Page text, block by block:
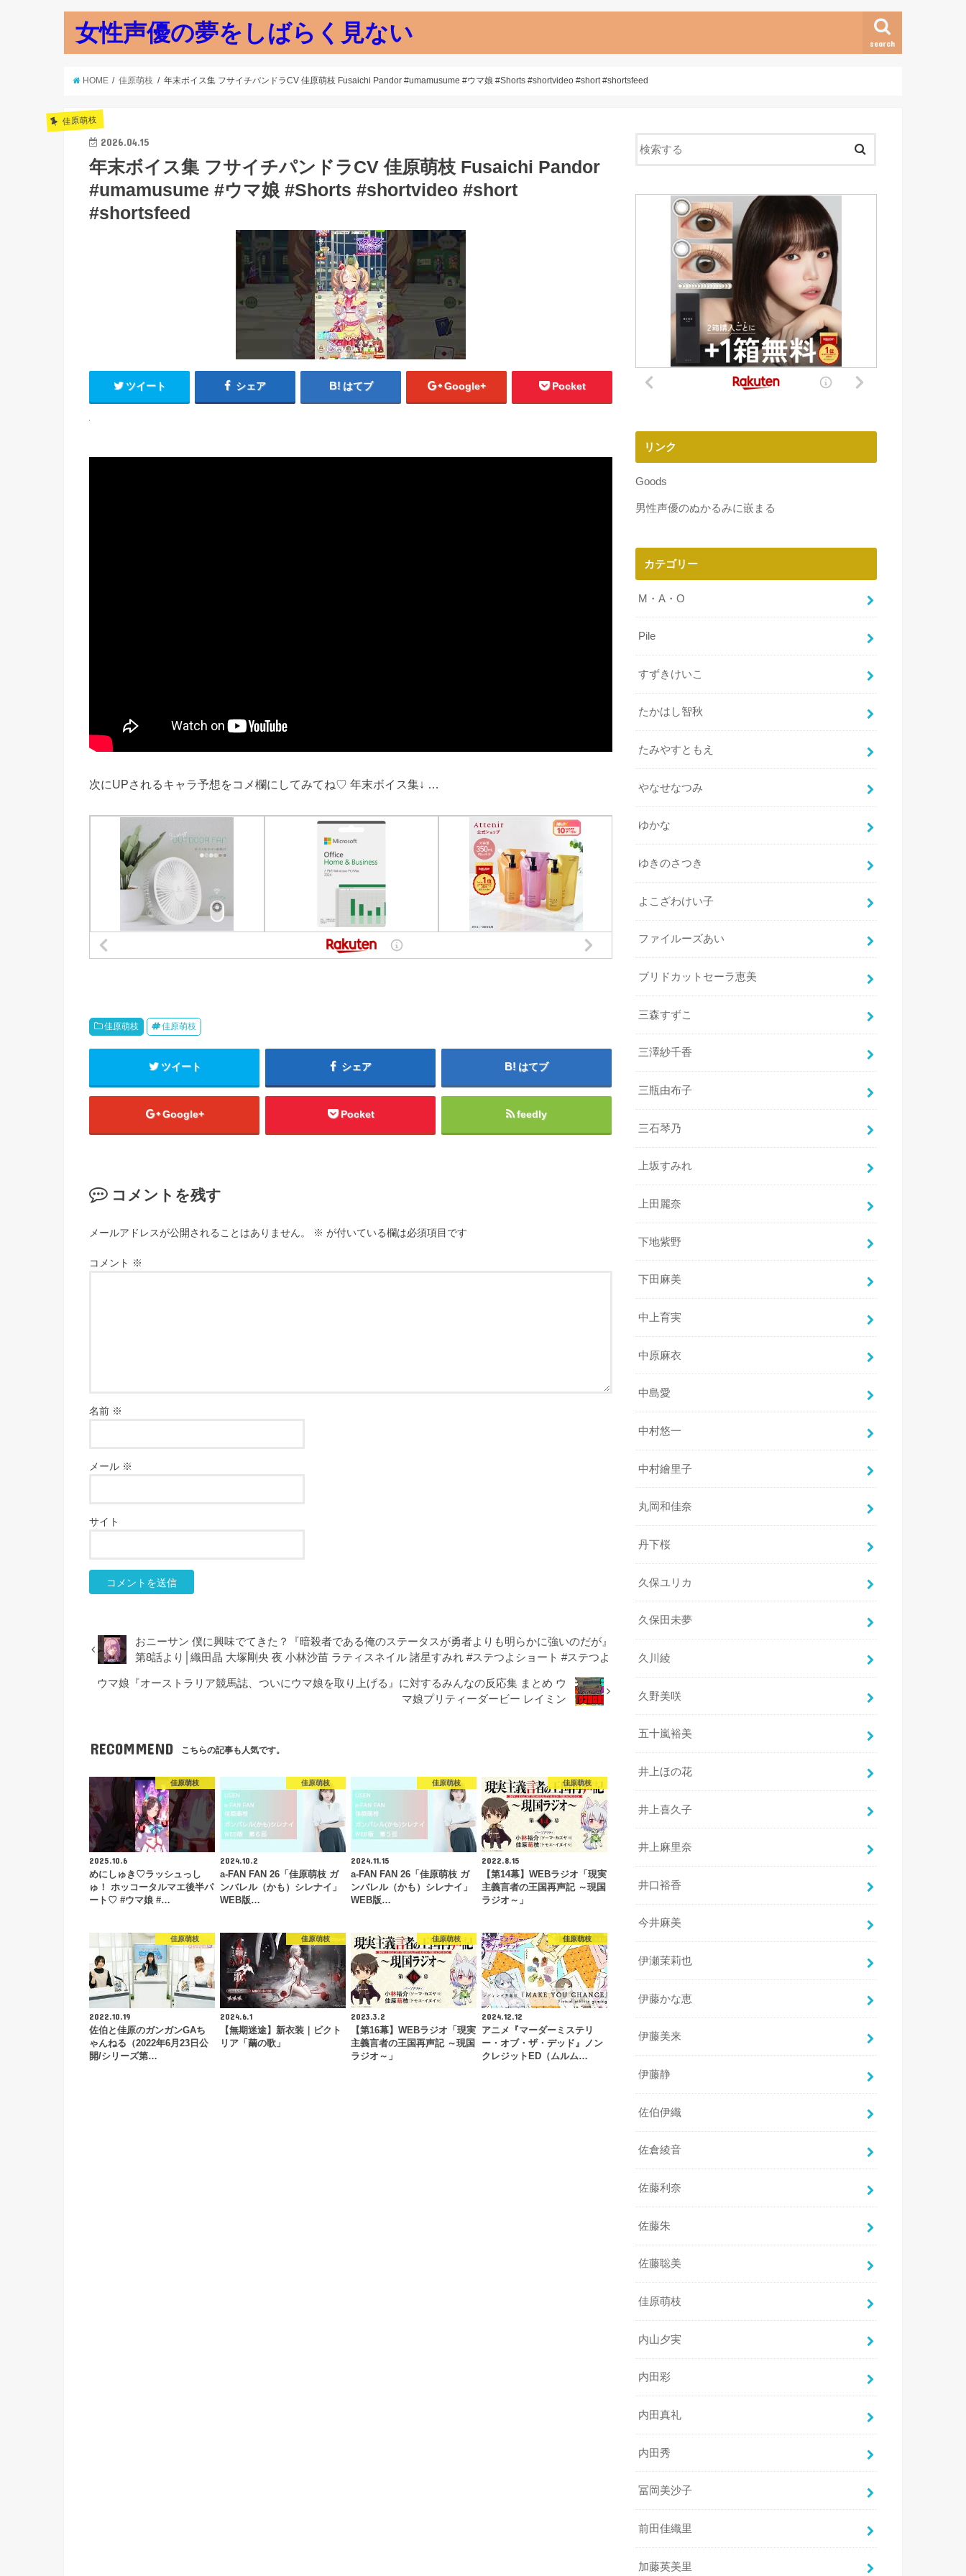
女性声優の夢をしばらく見ない search
HOME 佳原萌枝 年末ボイス集 フサイチパンドラCV 佳原萌枝 Fusaichi Pandor #umamusume #ウマ娘 #Shorts #shortvideo #short #shortsfeed
佳原萌枝
2026.04.15
年末ボイス集 フサイチパンドラCV 佳原萌枝 Fusaichi Pandor
#umamusume #ウマ娘 #Shorts #shortvideo #short
#shortsfeed
ツイート シェア はてブ Google+ Pocket
次にUPされるキャラ予想をコメ欄にしてみてね♡ 年末ボイス集↓ …
佳原萌枝 佳原萌枝
ツイート シェア はてブ
Google+ Pocket feedly
コメントを残す
メールアドレスが公開されることはありません。 ※ が付いている欄は必須項目です
コメント ※
名前 ※
メール ※
サイト
おニーサン 僕に興味でてきた？『暗殺者である俺のステータスが勇者よりも明らかに強いのだが』
第8話より│織田晶 大塚剛央 夜 小林沙苗 ラティスネイル 諸星すみれ #ステつよショート #ステつよ
ウマ娘『オーストラリア競馬誌、ついにウマ娘を取り上げる』に対するみんなの反応集 まとめ ウ
マ娘プリティーダービー レイミン
RECOMMEND こちらの記事も人気です。
佳原萌枝
2025.10.6
めにしゅき♡ラッシュっし
ゅ！ ホッコータルマエ後半パ
ート♡ #ウマ娘 #…
佳原萌枝
2024.10.2
a-FAN FAN 26「佳原萌枝 ガ
ンバレル（かも）シレナイ」
WEB版…
佳原萌枝
2024.11.15
a-FAN FAN 26「佳原萌枝 ガ
ンバレル（かも）シレナイ」
WEB版…
佳原萌枝
2022.8.15
【第14幕】WEBラジオ「現実
主義言者の王国再声記 ～現国
ラジオ～」
佳原萌枝
2022.10.19
佐伯と佳原のガンガンGAち
ゃんねる（2022年6月23日公
開/シリーズ第…
佳原萌枝
2024.6.1
【無期迷途】新衣装｜ビクト
リア「繭の歌」
佳原萌枝
2023.3.2
【第16幕】WEBラジオ「現実
主義言者の王国再声記 ～現国
ラジオ～」
佳原萌枝
2024.12.12
アニメ『マーダーミステリ
ー・オブ・ザ・デッド』ノン
クレジットED（ムルム…
リンク
Goods
男性声優のぬかるみに嵌まる
カテゴリー
M・A・O
Pile
すずきけいこ
たかはし智秋
たみやすともえ
やなせなつみ
ゆかな
ゆきのさつき
よこざわけい子
ファイルーズあい
ブリドカットセーラ恵美
三森すずこ
三澤紗千香
三瓶由布子
三石琴乃
上坂すみれ
上田麗奈
下地紫野
下田麻美
中上育実
中原麻衣
中島愛
中村悠一
中村繪里子
丸岡和佳奈
丹下桜
久保ユリカ
久保田未夢
久川綾
久野美咲
五十嵐裕美
井上ほの花
井上喜久子
井上麻里奈
井口裕香
今井麻美
伊瀬茉莉也
伊藤かな恵
伊藤美来
伊藤静
佐伯伊織
佐倉綾音
佐藤利奈
佐藤朱
佐藤聡美
佳原萌枝
内山夕実
内田彩
内田真礼
内田秀
冨岡美沙子
前田佳織里
加藤英美里